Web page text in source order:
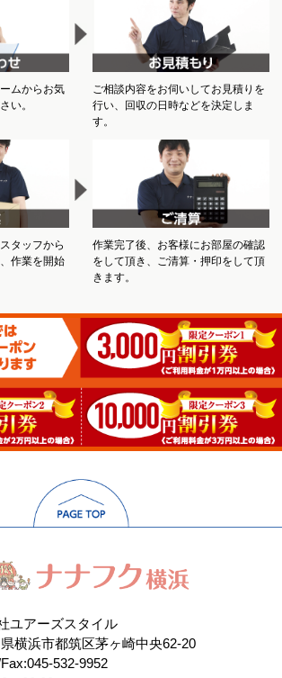
ムからお気
い。
ご相談内容をお伺いしてお見積りを
行い、回収の日時などを決定しま
す。
タッフから
作業を開始
作業完了後、お客様にお部屋の確認
をして頂き、ご清算・押印をして頂
きます。
ユアーズスタイル
横浜市都筑区茅ヶ崎中央62-20
532-9952